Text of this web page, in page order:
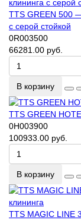
TTS GREEN 500
с серой стойкой
0R003500
66281.00 руб.
В корзину
TTS GREEN
0H003900
100933.00 руб.
В корзину
TTS MAGIC LINE